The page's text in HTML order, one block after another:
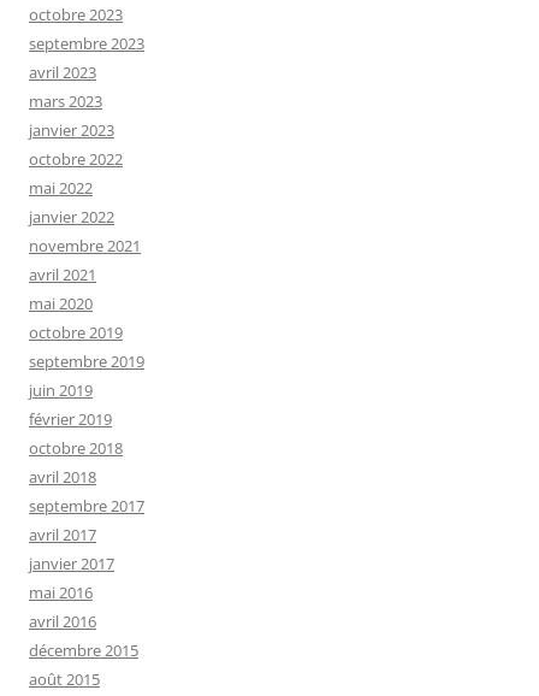
octobre 2023
septembre 2023
avril 2023
mars 2023
janvier 2023
octobre 2022
mai 2022
janvier 2022
novembre 2021
avril 2021
mai 2020
octobre 2019
septembre 2019
juin 2019
février 2019
octobre 2018
avril 2018
septembre 2017
avril 2017
janvier 2017
mai 2016
avril 2016
décembre 2015
août 2015